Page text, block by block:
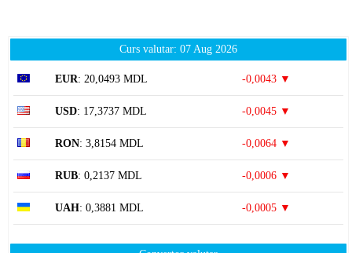
Curs valutar: 07 Aug 2026
EUR: 20,0493 MDL -0,0043 ▼
USD: 17,3737 MDL -0,0045 ▼
RON: 3,8154 MDL -0,0064 ▼
RUB: 0,2137 MDL -0,0006 ▼
UAH: 0,3881 MDL -0,0005 ▼